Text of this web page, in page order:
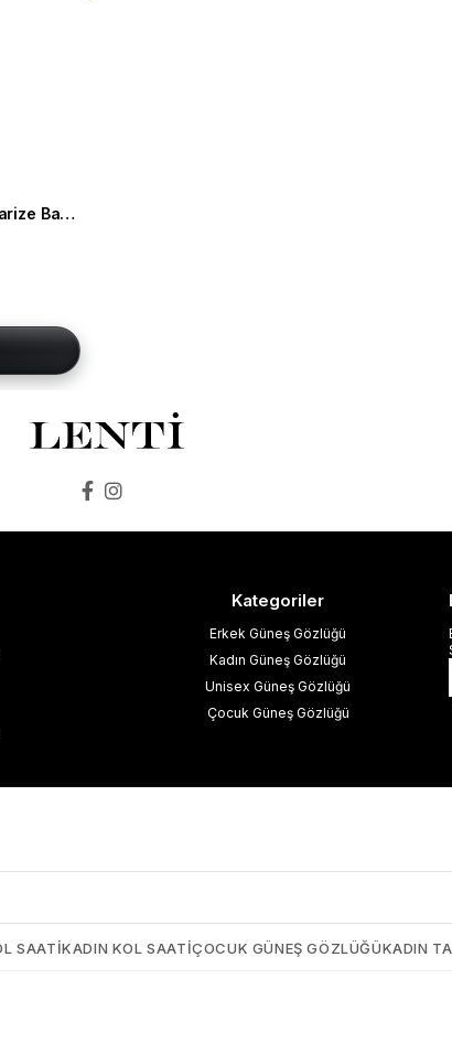
Mia Maria OF126-C3 56 Polarize Bayan Güneş Gözlüğü
Kategoriler
Erkek Güneş Gözlüğü
Kadın Güneş Gözlüğü
Unisex Güneş Gözlüğü
Çocuk Güneş Gözlüğü
SAATIKADIN KOL SAATIÇOCUK GÜNEŞ GÖZLÜĞÜKADIN